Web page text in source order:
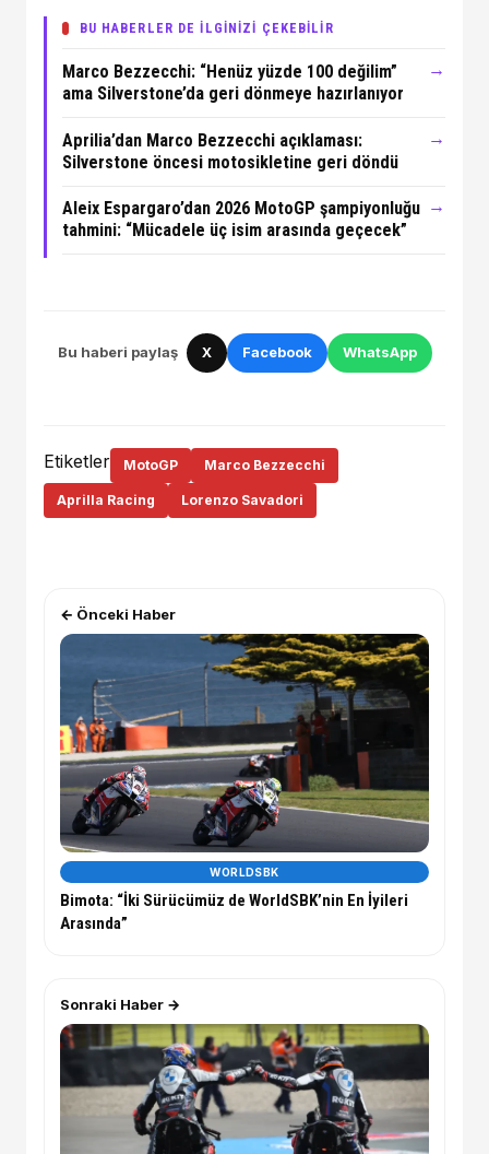
BU HABERLER DE İLGİNİZİ ÇEKEBİLİR
Marco Bezzecchi: “Henüz yüzde 100 değilim”
ama Silverstone’da geri dönmeye hazırlanıyor
→
Aprilia’dan Marco Bezzecchi açıklaması:
Silverstone öncesi motosikletine geri döndü
→
Aleix Espargaro’dan 2026 MotoGP şampiyonluğu
tahmini: “Mücadele üç isim arasında geçecek”
→
Bu haberi paylaş X Facebook WhatsApp
Etiketler MotoGP Marco Bezzecchi
Aprilla Racing Lorenzo Savadori
← Önceki Haber
WORLDSBK
Bimota: “İki Sürücümüz de WorldSBK’nin En İyileri
Arasında”
Sonraki Haber →